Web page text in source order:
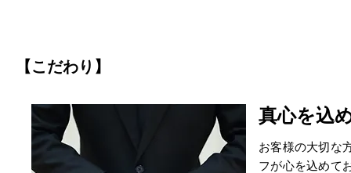
【こだわり】
真心を込
お客様の大切な
フが心を込めて